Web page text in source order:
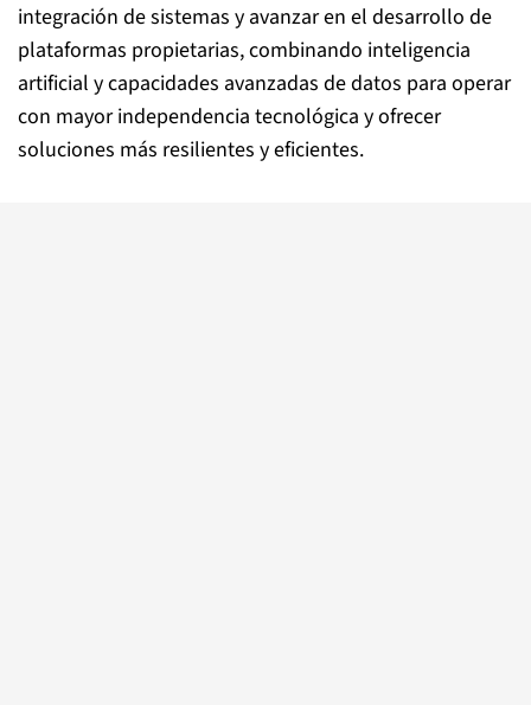
integración de sistemas y avanzar en el desarrollo de
plataformas propietarias, combinando inteligencia
artificial y capacidades avanzadas de datos para operar
con mayor independencia tecnológica y ofrecer
soluciones más resilientes y eficientes.